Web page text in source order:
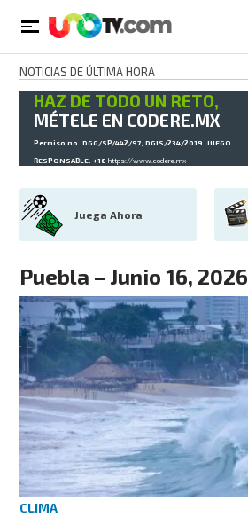
NOTICIAS DE ÚLTIMA HORA
HAZ DE TODO UN RETO,
MÉTELE EN CODERE.MX
Permiso no. DGG/SP/442/97, DGJS/234/2019. JUEGO
RESPONSABLE. +18https://www.codere.mx
Juega Ahora
Puebla – Junio 16, 2026
CLIMA